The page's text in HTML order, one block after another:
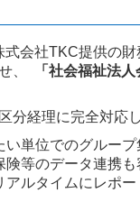
会社TKC提供の財
、
「社会福祉法
分経理に完全対応
単位でのグループ
等のデータ連携も
アルタイムにレポ